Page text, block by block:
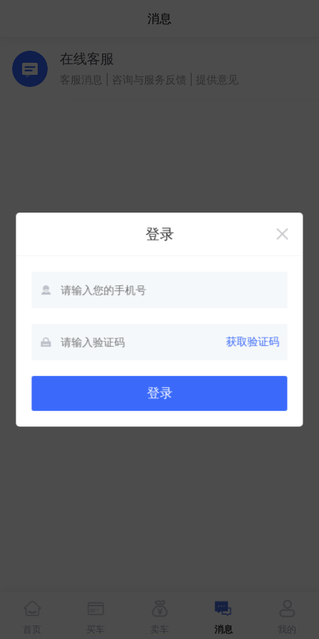
消息
在线客服
客服消息 | 咨询与服务反馈 | 提供意见
首页 买车 卖车 消息 我的
登录
获取验证码
登录